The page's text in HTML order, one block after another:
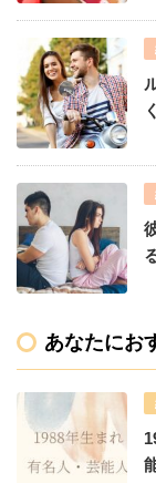
あなたにお